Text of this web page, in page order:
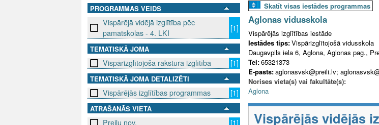
V
PROGRAMMAS VEIDS
Vispārējā vidējā izglītība pēc
pamatskolas - 4. LKI
[1]
TEMATISKĀ JOMA
Vispārizglītojoša rakstura izglītība [1]
TEMATISKĀ JOMA DETALIZĒTI
Vispārējās izglītības programmas [1]
ATRAŠANĀS VIETA
Preiļu nov. [1]
Skatīt visas iestādes programmas
Aglonas vidusskola
Vispārējās izglītības iestāde
Iestādes tips:Vispārizglītojošā vidusskola
Daugavpils iela 6, Aglona, Aglonas pag.,
Tel:65321373
E-pasts:aglonasvsk@preili.lv;
Norises vieta(s) vai fakultāte(s):
Aglona
Vispārējās vidējās